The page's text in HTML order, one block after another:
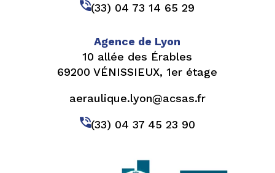
(33) 04 73 14 65 29
Agence de Lyon
10 allée des Érables
69200 VÉNISSIEUX, 1er étage
aeraulique.lyon@acsas.fr
(33) 04 37 45 23 90